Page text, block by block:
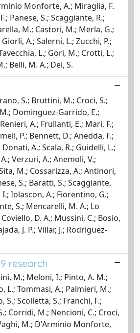
Monforte, A.; Miraglia, F.
Panese, S.; Scaggiante, R.;
M.; Castori, M.; Merla, G.;
A.; Salerni, L.; Zucchi, P.;
L.; Gori, M.; Crotti, L.;
Belli, M. A.; Dei, S.
S.; Bruttini, M.; Croci, S.;
Dominguez-Garrido, E.;
A.; Frullanti, E.; Mari, F.;
P.; Bennett, D.; Anedda, F.;
A.; Scala, R.; Guidelli, L.;
Verzuri, A.; Anemoli, V.;
M.; Cossarizza, A.; Antinori,
S.; Baratti, S.; Scaggiante,
I.; Iolascon, A.; Fiorentino, G.;
S.; Mencarelli, M. A.; Lo
D. A.; Mussini, C.; Bosio,
J. P.; Villar, J.; Rodriguez-
research
M.; Meloni, I.; Pinto, A. M.;
L.; Tommasi, A.; Palmieri, M.;
Scolletta, S.; Franchi, F.;
Corridi, M.; Nencioni, C.; Croci,
M.; D'Arminio Monforte,